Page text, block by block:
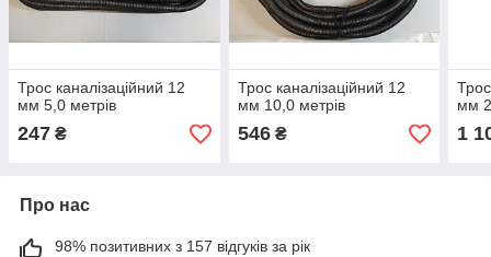
Трос каналізаційний 12
мм 5,0 метрів
247 ₴
Трос каналізаційний 12
мм 10,0 метрів
546₴
мм
1
Про нас
98% позитивних з 157 відгуків за рік